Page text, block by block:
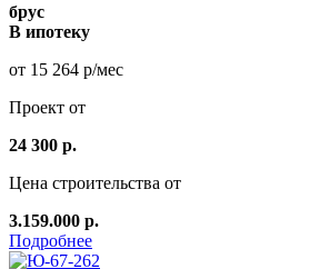
брус
В ипотеку
от 15 264 р/мес
Проект от
24 300 р.
Цена строительства от
3.159.000 р.
Подробнее